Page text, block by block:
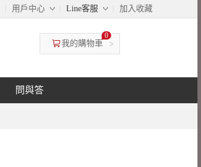
◇
用戶中心 ◇
Line客服 加入收藏
>
0
我的購物車
問與答